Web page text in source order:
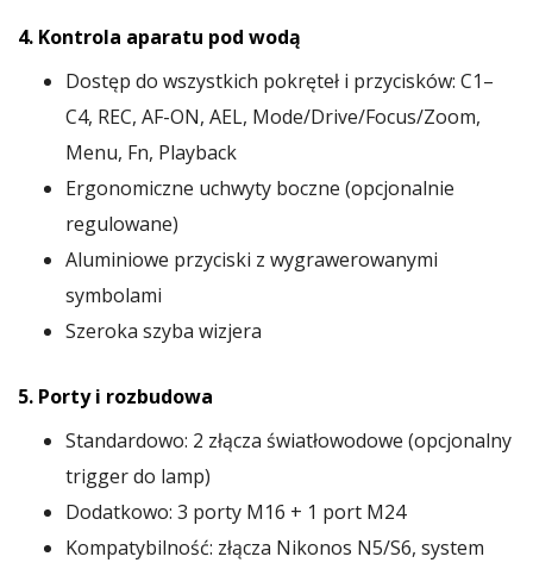
4. Kontrola aparatu pod wodą
Dostęp do wszystkich pokręteł i przycisków: C1–
C4, REC, AF-ON, AEL, Mode/Drive/Focus/Zoom,
Menu, Fn, Playback
Ergonomiczne uchwyty boczne (opcjonalnie
regulowane)
Aluminiowe przyciski z wygrawerowanymi
symbolami
Szeroka szyba wizjera
5. Porty i rozbudowa
Standardowo: 2 złącza światłowodowe (opcjonalny
trigger do lamp)
Dodatkowo: 3 porty M16 + 1 port M24
Kompatybilność: złącza Nikonos N5/S6, system